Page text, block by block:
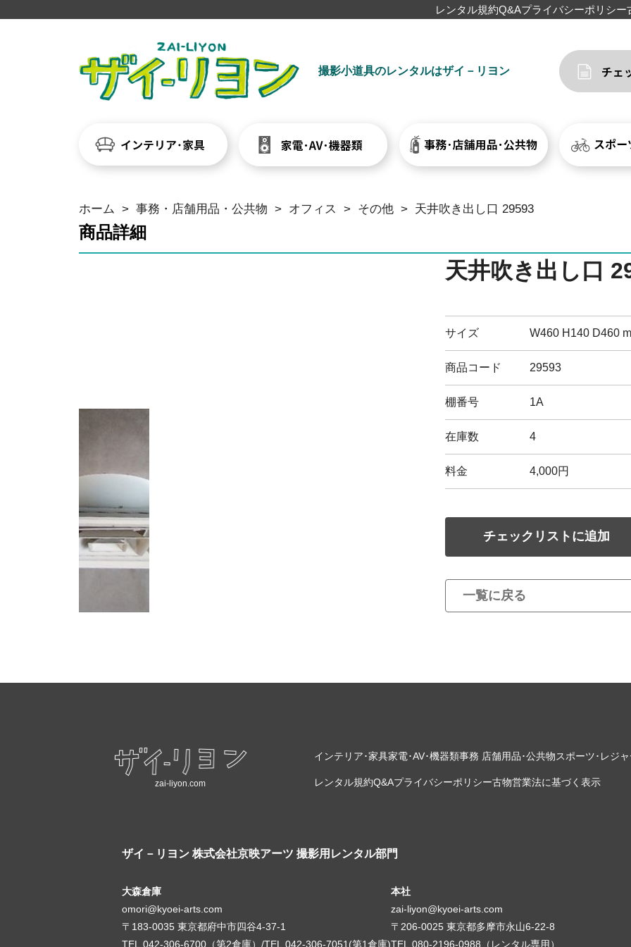
レンタル規約Q&Aプライバシーポリシー
撮影小道具のレンタルはザイ－リヨン
ホーム > 事務・店舗用品・公共物 > オフィス > その他 > 天井吹き出し口 29593
商品詳細
天井吹き出し口
サイズ W460 H140 D460
商品コード 29593
棚番号 1A
在庫数 4
料金 4,000円
チェックリストに追加
一覧に戻る
zai-liyon.com
インテリア･家具家電･AV･機器類事務 店舗用品･公共物スポーツ･レジャ
レンタル規約Q&Aプライバシーポリシー古物営業法に基づく表示
ザイ－リヨン 株式会社京映アーツ 撮影用レンタル部門
大森倉庫
omori@kyoei-arts.com
〒183-0035 東京都府中市四谷4-37-1
TEL.042-306-6700（第2倉庫）/TEL.042-306-7051(第1倉庫)
本社
zai-liyon@kyoei-arts.com
〒206-0025 東京都多摩市永山6-22-8
TEL.080-2196-0988（レンタル専用）